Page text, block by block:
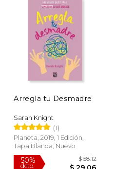
15%
dcto.
Arregla tu Desmadre
Sarah Knight
(1)
Planeta, 2019, 1 Edición,
Tapa Blanda, Nuevo